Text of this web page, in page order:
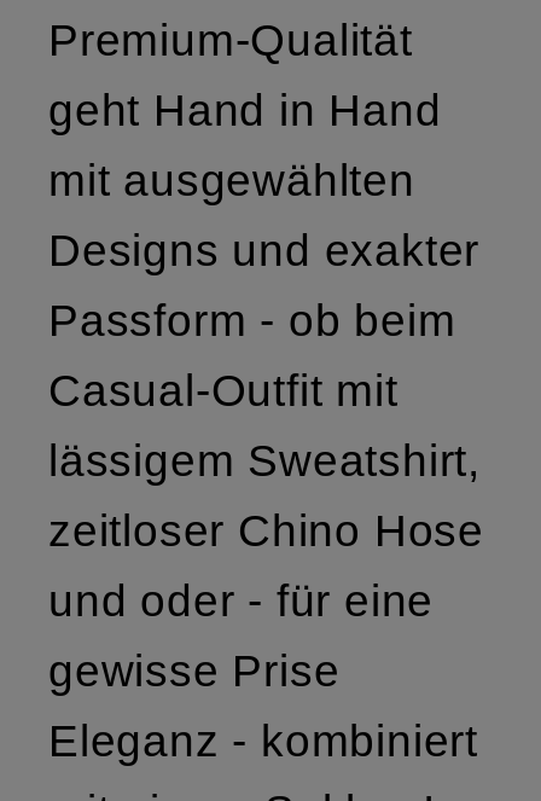
Premium-Qualität
geht Hand in Hand
mit ausgewählten
Designs und exakter
Passform - ob beim
Casual-Outfit mit
lässigem Sweatshirt,
zeitloser Chino Hose
und oder - für eine
gewisse Prise
Eleganz - kombiniert